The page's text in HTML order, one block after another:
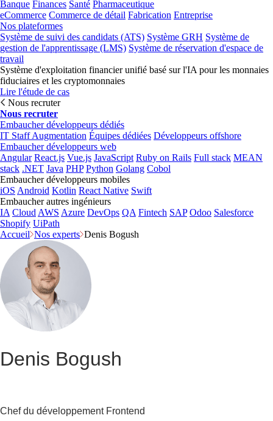
Banque Finances Santé Pharmaceutique
eCommerce Commerce de détail Fabrication Entreprise
Nos plateformes
Système de suivi des candidats (ATS) Système GRH Système de
gestion de l'apprentissage (LMS) Système de réservation d'espace de
travail
Système d'exploitation financier unifié basé sur l'IA pour les monnaies
fiduciaires et les cryptomonnaies
Lire l'étude de cas
Nous recruter
Nous recruter
Embaucher développeurs dédiés
IT Staff Augmentation Équipes dédiées Développeurs offshore
Embaucher développeurs web
Angular React.js Vue.js JavaScript Ruby on Rails Full stack MEAN
stack .NET Java PHP Python Golang Cobol
Embaucher développeurs mobiles
iOS Android Kotlin React Native Swift
Embaucher autres ingénieurs
IA Cloud AWS Azure DevOps QA Fintech SAP Odoo Salesforce
Shopify UiPath
Accueil Nos experts Denis Bogush
Denis Bogush
Chef du développement Frontend